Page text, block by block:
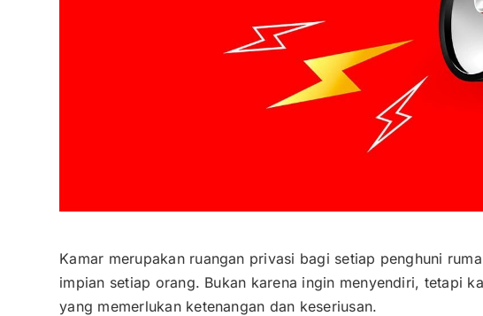
Kamar merupakan ruangan privasi bagi setiap penghuni
impian setiap orang. Bukan karena ingin menyendiri, tetapi
yang memerlukan ketenangan dan keseriusan.